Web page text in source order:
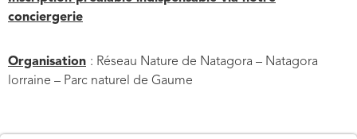
conciergerie
Organisation : Réseau Nature de Natagora – Natagora
lorraine – Parc naturel de Gaume